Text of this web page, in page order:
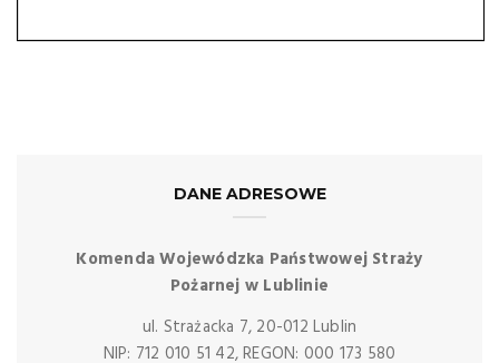
DANE ADRESOWE
Komenda Wojewódzka Państwowej Straży
Pożarnej w Lublinie
ul. Strażacka 7, 20-012 Lublin
NIP: 712 010 51 42, REGON: 000 173 580